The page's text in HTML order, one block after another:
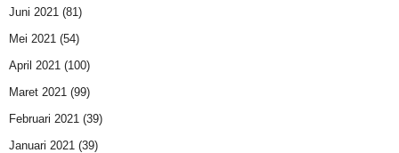
Juni 2021 (81)
Mei 2021 (54)
April 2021 (100)
Maret 2021 (99)
Februari 2021 (39)
Januari 2021 (39)